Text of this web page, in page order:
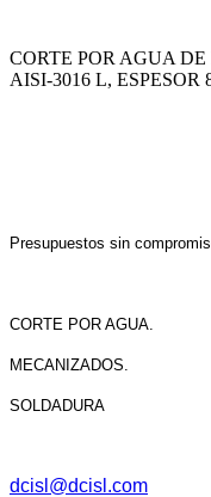
CORTE POR AGUA
AISI-3016 L, ESPESOR
Presupuestos sin
CORTE POR AGUA.
MECANIZADOS.
SOLDADURA
dcisl@dcisl.com